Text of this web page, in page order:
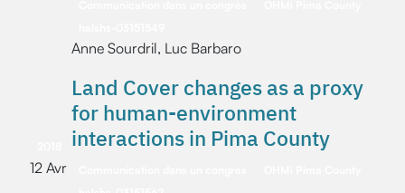
Anne Sourdril, Luc Barbaro
12 Avr
Land Cover changes as a proxy
for human-environment
interactions in Pima County